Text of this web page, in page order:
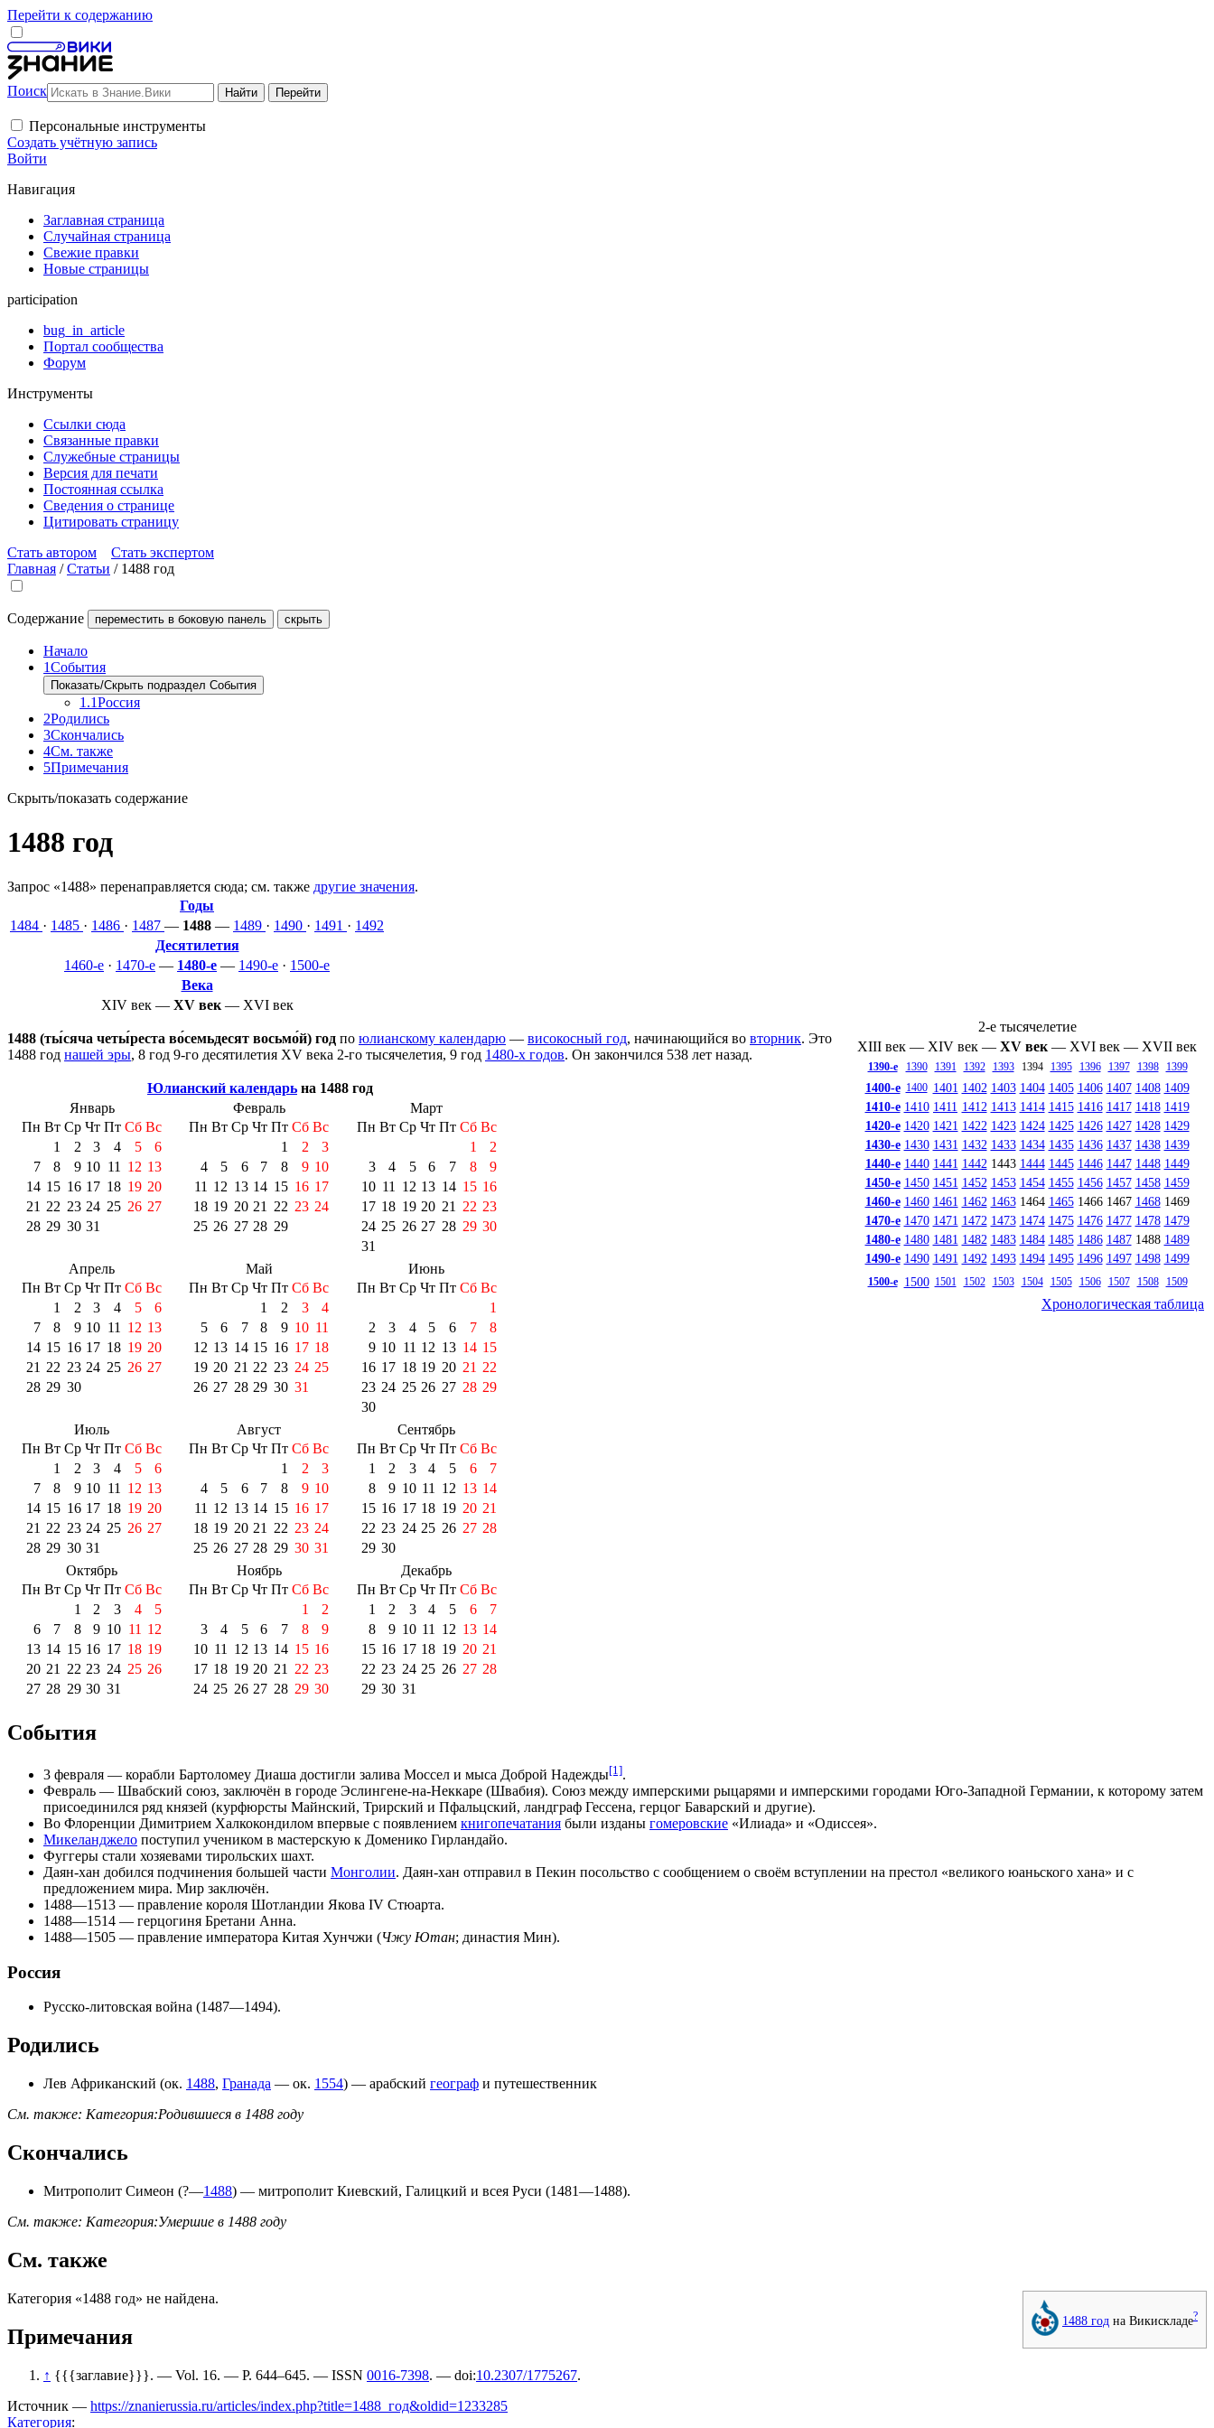
Перейти к содержанию
Поиск
Персональные инструменты
Создать учётную запись
Войти
Навигация
Заглавная страница
Случайная страница
Свежие правки
Новые страницы
participation
bug_in_article
Портал сообщества
Форум
Инструменты
Ссылки сюда
Связанные правки
Служебные страницы
Версия для печати
Постоянная ссылка
Сведения о странице
Цитировать страницу
Стать автором
Стать экспертом
Главная /Статьи / 1488 год
Содержание переместить в боковую панель скрыть
Начало
1События
Показать/Скрыть подраздел События
1.1Россия
2Родились
3Скончались
4См. также
5Примечания
Скрыть/показать содержание
1488 год
Запрос «1488» перенаправляется сюда; см. также другие значения.
Годы
1484 · 1485 · 1486 · 1487 — 1488 — 1489 · 1490 · 1491 · 1492
Десятилетия
1460-е · 1470-е — 1480-е — 1490-е · 1500-е
Века
XIV век— XV век— XVI век
2-е тысячелетие
XIII век — XIV век — XV век — XVI век — XVII век
1390-е 1390 1391 1392 1393 1394 1395 1396 1397 1398 1399
1400-е 1400 1401 1402 1403 1404 1405 1406 1407 1408 1409
1410-е 1410 1411 1412 1413 1414 1415 1416 1417 1418 1419
1420-е 1420 1421 1422 1423 1424 1425 1426 1427 1428 1429
1430-е 1430 1431 1432 1433 1434 1435 1436 1437 1438 1439
1440-е 1440 1441 1442 1443 1444 1445 1446 1447 1448 1449
1450-е 1450 1451 1452 1453 1454 1455 1456 1457 1458 1459
1460-е 1460 1461 1462 1463 1464 1465 1466 1467 1468 1469
1470-е 1470 1471 1472 1473 1474 1475 1476 1477 1478 1479
1480-е 1480 1481 1482 1483 1484 1485 1486 1487 1488 1489
1490-е 1490 1491 1492 1493 1494 1495 1496 1497 1498 1499
1500-е 1500 1501 1502 1503 1504 1505 1506 1507 1508 1509
Хронологическая таблица
1488 (ты́сяча четы́реста во́семьдесят восьмо́й) год по юлианскому календарю — високосный год, начинающийся во вторник. Это
1488 год нашей эры, 8 год 9-го десятилетия XV века 2-го тысячелетия, 9 год 1480-х годов. Он закончился 538 лет назад.
Юлианский календарь на 1488 год
Январь
Пн Вт Ср Чт Пт Сб Вс
1
2 3 4 5
6
7
8 9 10 11 12 13
14 15 16 17 18 19 20
21 22 23 24 25 26 27
28 29 30 31
Февраль
Пн Вт Ср Чт Пт Сб Вс
1
2
3
4
5 6 7 8 9 10
11 12 13 14 15 16 17
18 19 20 21 22 23 24
25 26 27 28 29
Март
Пн Вт Ср Чт Пт Сб Вс
1
2
3
4 5 6 7 8
9
10 11 12 13 14 15 16
17 18 19 20 21 22 23
24 25 26 27 28 29 30
31
Апрель
Пн Вт Ср Чт Пт Сб Вс
1
2 3 4 5
6
7
8 9 10 11 12 13
14 15 16 17 18 19 20
21 22 23 24 25 26 27
28 29 30
Май
Пн Вт Ср Чт Пт Сб Вс
1
2 3
4
5
6 7 8 9 10 11
12 13 14 15 16 17 18
19 20 21 22 23 24 25
26 27 28 29 30 31
Июнь
Пн Вт Ср Чт Пт Сб Вс
1
2
3 4 5 6 7
8
9 10 11 12 13 14 15
16 17 18 19 20 21 22
23 24 25 26 27 28 29
30
Июль
Пн Вт Ср Чт Пт Сб Вс
1
2 3 4 5
6
7
8 9 10 11 12 13
14 15 16 17 18 19 20
21 22 23 24 25 26 27
28 29 30 31
Август
Пн Вт Ср Чт Пт Сб Вс
1
2
3
4
5 6 7 8 9 10
11 12 13 14 15 16 17
18 19 20 21 22 23 24
25 26 27 28 29 30 31
Сентябрь
Пн Вт Ср Чт Пт Сб Вс
1
2 3 4 5 6
7
8
9 10 11 12 13 14
15 16 17 18 19 20 21
22 23 24 25 26 27 28
29 30
Октябрь
Пн Вт Ср Чт Пт Сб Вс
1
2 3 4
5
6
7 8 9 10 11 12
13 14 15 16 17 18 19
20 21 22 23 24 25 26
27 28 29 30 31
Ноябрь
Пн Вт Ср Чт Пт Сб Вс
1
2
3
4 5 6 7 8
9
10 11 12 13 14 15 16
17 18 19 20 21 22 23
24 25 26 27 28 29 30
Декабрь
Пн Вт Ср Чт Пт Сб Вс
1
2 3 4 5 6
7
8
9 10 11 12 13 14
15 16 17 18 19 20 21
22 23 24 25 26 27 28
29 30 31
События
3 февраля — корабли Бартоломеу Диаша достигли залива Моссел и мыса Доброй Надежды[1].
Февраль — Швабский союз, заключён в городе Эслингене-на-Неккаре (Швабия). Союз между имперскими рыцарями и имперскими городами Юго-Западной Германии, к которому затем
присоединился ряд князей (курфюрсты Майнский, Трирский и Пфальцский, ландграф Гессена, герцог Баварский и другие).
Во Флоренции Димитрием Халкокондилом впервые с появлением книгопечатания были изданы гомеровские «Илиада» и «Одиссея».
Микеланджело поступил учеником в мастерскую к Доменико Гирландайо.
Фуггеры стали хозяевами тирольских шахт.
Даян-хан добился подчинения большей части Монголии. Даян-хан отправил в Пекин посольство с сообщением о своём вступлении на престол «великого юаньского хана» и с
предложением мира. Мир заключён.
1488—1513 — правление короля Шотландии Якова IV Стюарта.
1488—1514 — герцогиня Бретани Анна.
1488—1505 — правление императора Китая Хунчжи (Чжу Ютан; династия Мин).
Россия
Русско-литовская война (1487—1494).
Родились
Лев Африканский (ок. 1488, Гранада — ок. 1554) — арабский географ и путешественник
См. также: Категория:Родившиеся в 1488 году
Скончались
Митрополит Симеон (?—1488) — митрополит Киевский, Галицкий и всея Руси (1481—1488).
См. также: Категория:Умершие в 1488 году
См. также
1488 год на Викискладе?
Категория «1488 год» не найдена.
Примечания
↑ {{{заглавие}}}. — Vol. 16. — P. 644–645. — ISSN 0016-7398. — doi:10.2307/1775267.
Источник — https://znanierussia.ru/articles/index.php?title=1488_год&oldid=1233285
Категория: